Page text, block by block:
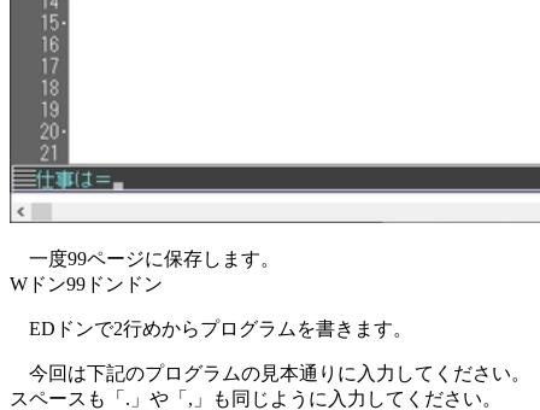
一度99ページに保存します。
Wドン99ドンドン
EDドンで2行めからプログラムを書きます。
今回は下記のプログラムの見本通りに入力してください。
スペースも「.」や「,」も同じように入力してください。